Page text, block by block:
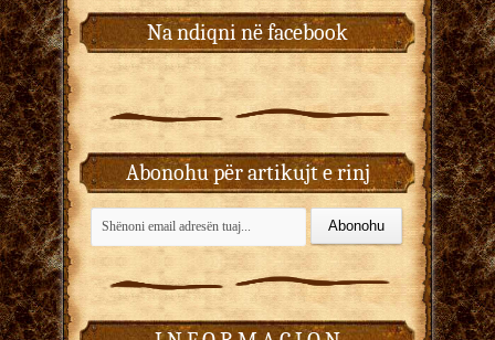
Na ndiqni në facebook
Abonohu për artikujt e rinj